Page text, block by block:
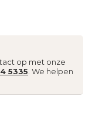
op met onze
5335 . We helpen